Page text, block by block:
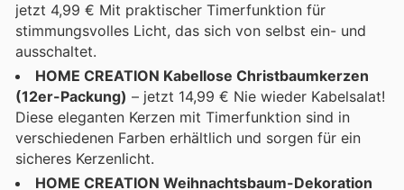
jetzt 4,99 € Mit praktischer Timerfunktion für
stimmungsvolles Licht, das sich von selbst ein- und
ausschaltet.
HOME CREATION Kabellose Christbaumkerzen
(12er-Packung) – jetzt 14,99 € Nie wieder Kabelsalat!
Diese eleganten Kerzen mit Timerfunktion sind in
verschiedenen Farben erhältlich und sorgen für ein
sicheres Kerzenlicht.
HOME CREATION Weihnachtsbaum-Dekoration